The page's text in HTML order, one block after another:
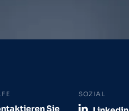
Sie
SOZIAL